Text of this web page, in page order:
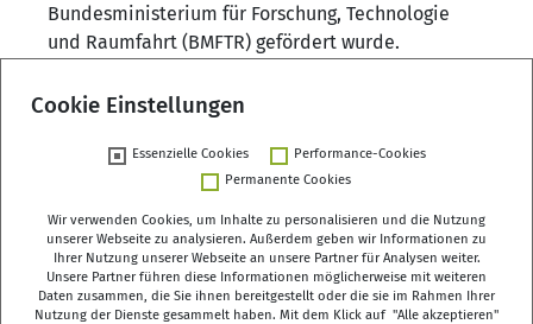
Bundesministerium für Forschung, Technologie
und Raumfahrt (BMFTR) gefördert wurde.
Zurück
Deutsches Zentrum für Altersfragen (DZA)
Manfred-von-Richthofen-Straße 2
Cookie Einstellungen
Essenzielle Cookies
Performance-Cookies
Permanente Cookies
Wir verwenden Cookies, um Inhalte zu personalisieren und die Nutzung
unserer Webseite zu analysieren. Außerdem geben wir Informationen zu
Ihrer Nutzung unserer Webseite an unsere Partner für Analysen weiter.
Unsere Partner führen diese Informationen möglicherweise mit weiteren
Daten zusammen, die Sie ihnen bereitgestellt oder die sie im Rahmen Ihrer
Nutzung der Dienste gesammelt haben. Mit dem Klick auf "Alle akzeptieren"